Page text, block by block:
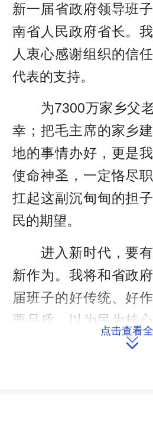
新一届省政府领导班
南省人民政府省长。
人衷心感谢组织的信
代表的支持。
为7300万家乡父老
幸；把毛主席的家乡
地的事情办好，更是
使命神圣，一定恪尽
扛起这副沉甸甸的担
民的期望。
进入新时代，要有
新作为。我将和省政
届班子的好传统、好
要品质，以为民为核
第一要务，以担当为
点击查看
